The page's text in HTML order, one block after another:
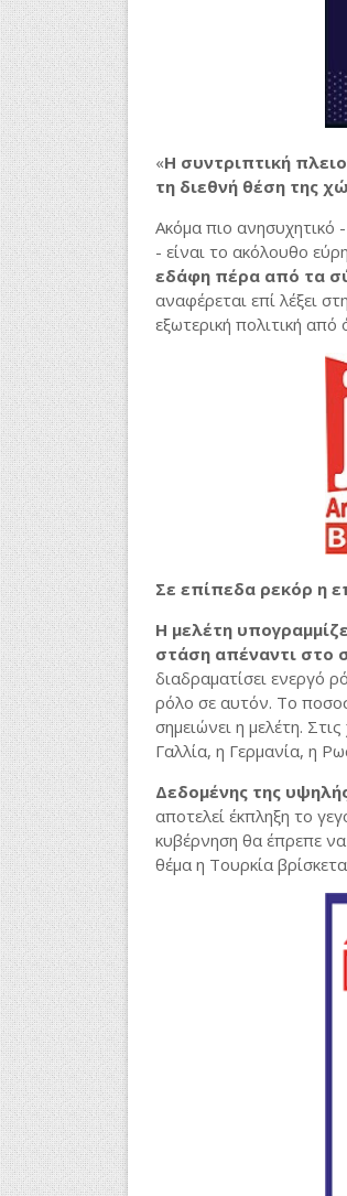
«Η συντριπτική
τη διεθνή θέση της
Ακόμα πιο ανησυχητικό
- είναι το ακόλουθο
εδάφη πέρα από τα
αναφέρεται επί λέξει
εξωτερική πολιτική από
Σε επίπεδα ρεκόρ η
Η μελέτη
στάση απέναντι στο
διαδραματίσει ενεργό
ρόλο σε αυτόν. Το
σημειώνει η μελέτη.
Γαλλία, η Γερμανία, η
Δεδομένης της
αποτελεί έκπληξη το
κυβέρνηση θα έπρεπε
θέμα η Τουρκία